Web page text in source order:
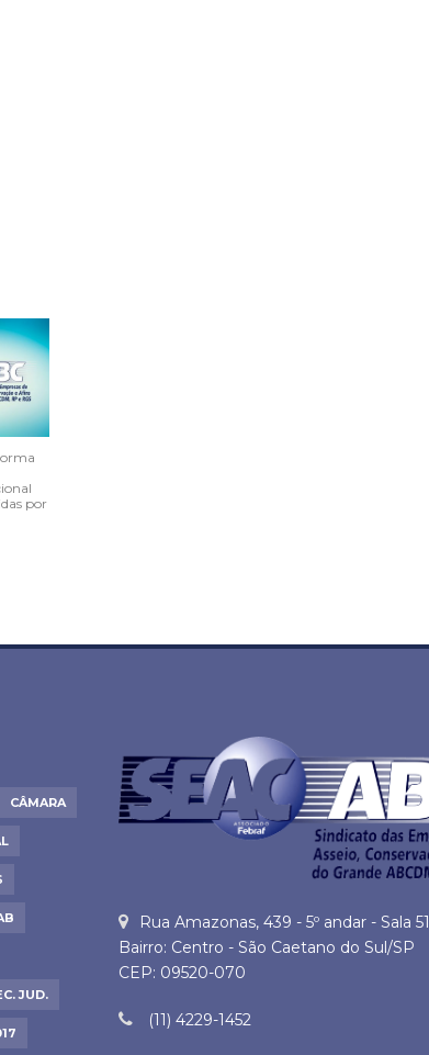
por
CÂMARA
JUD.
Rua Amazonas, 439 - 5º andar - Sala 51
Bairro: Centro - São Caetano do Sul/SP
CEP: 09520-070
(11) 4229-1452